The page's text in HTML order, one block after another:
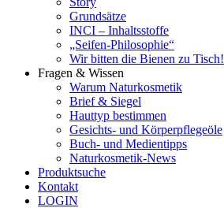
Grundsätze
INCI – Inhaltsstoffe
„Seifen-Philosophie“
Wir bitten die Bienen zu Tisch!
Fragen & Wissen
Warum Naturkosmetik
Brief & Siegel
Hauttyp bestimmen
Gesichts- und Körperpflegeöle
Buch- und Medientipps
Naturkosmetik-News
Produktsuche
Kontakt
LOGIN